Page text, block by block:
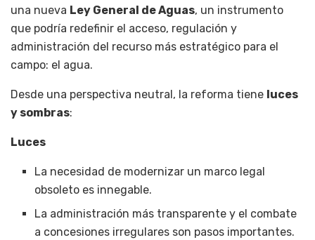
una nueva Ley General de Aguas, un instrumento
que podría redefinir el acceso, regulación y
administración del recurso más estratégico para el
campo: el agua.
Desde una perspectiva neutral, la reforma tiene luces
y sombras:
Luces
La necesidad de modernizar un marco legal
obsoleto es innegable.
La administración más transparente y el combate
a concesiones irregulares son pasos importantes.